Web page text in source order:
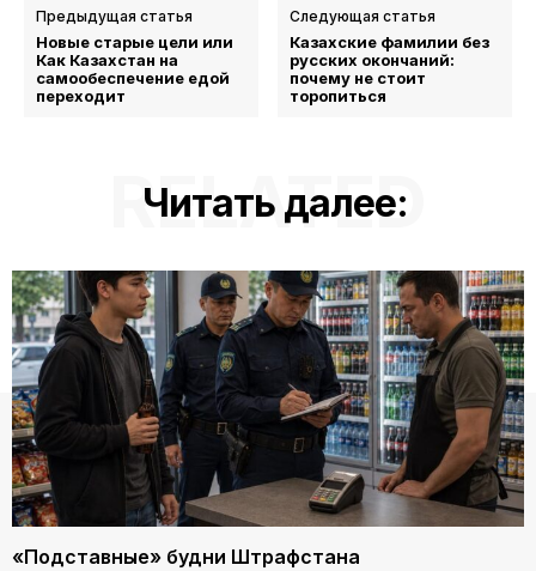
Предыдущая статья
Новые старые цели или
Как Казахстан на
самообеспечение едой
переходит
Следующая статья
Казахские фамилии без
русских окончаний:
почему не стоит
торопиться
Читать далее:
RELATED
«Подставные» будни Штрафстана